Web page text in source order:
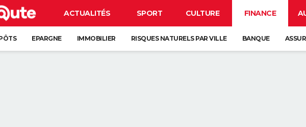
ACTUALITÉS SPORT CULTURE FINANCE
EPARGNE IMMOBILIER RISQUES NATURELS PAR VILLE BANQUE